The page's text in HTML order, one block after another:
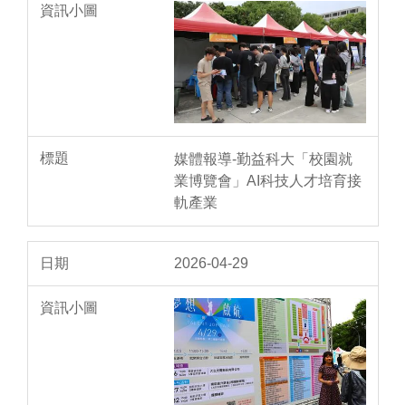
媒體報導-勤益科大「校園就
業博覽會」AI科技人才培育接
軌產業
2026-04-29